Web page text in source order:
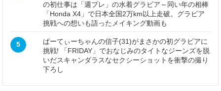
の初仕事は「週プレ」の水着グラビア～同い年の相棒
「Honda X4」で日本全国2万km以上走破。グラビア
挑戦への想いも語ったメイキング動画も
5
ぱーてぃーちゃんの信子(31)がまさかの初グラビアに
挑戦! 「FRIDAY」でおなじみのタイトなジーンズを脱
いだスキャンダラスなセクシーショットを衝撃の撮り
下ろし